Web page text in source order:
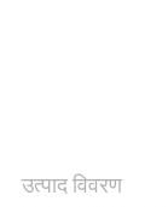
उत्पाद विवरण